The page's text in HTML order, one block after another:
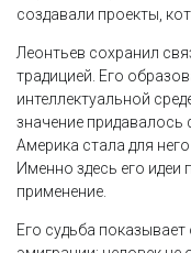
создавали проекты,
Леонтьев сохранил
традицией. Его
интеллектуальной
значение
Америка стала для
Именно здесь его идеи
применение.
Его судьба